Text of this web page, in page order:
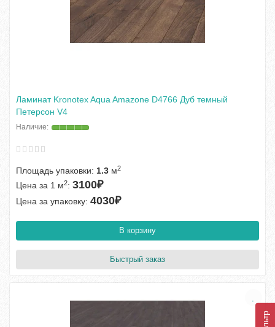
Ламинат Kronotex Aqua Amazone D4766 Дуб темный
Петерсон V4
Площадь упаковки: 1.3 м2
Цена за 1 м2: 3100₽
Цена за упаковку: 4030₽
В корзину
Быстрый заказ